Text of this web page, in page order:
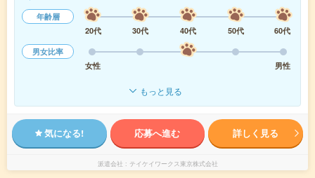
年齢層
20代
30代 40代 50代
60代
男女比率
女性
男性
もっと見る
気になる! 応募へ進む 詳しく見る
派遣会社 テイケイワークス東京株式会社